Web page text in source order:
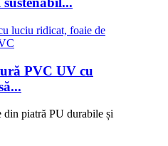
PVC UV cu